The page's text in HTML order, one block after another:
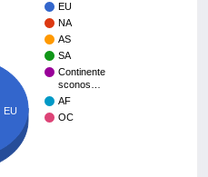
EU
NA
AS
SA
Continente
sconos…
AF
OC
EU